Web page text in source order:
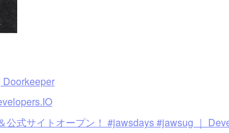
Doorkeeper
公式サイトオープン！ #jawsdays #jawsug ｜